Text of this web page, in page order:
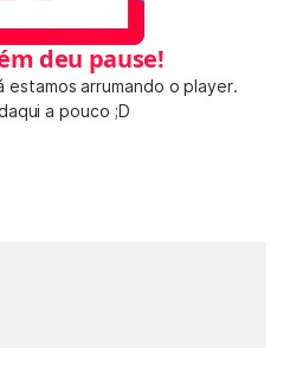
deu pause!
estamos arrumando o player.
a pouco ;D